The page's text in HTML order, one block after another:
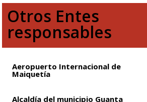
Otros Entes
responsables
Aeropuerto Internacional de
Maiquetía
Alcaldía del municipio Guanta